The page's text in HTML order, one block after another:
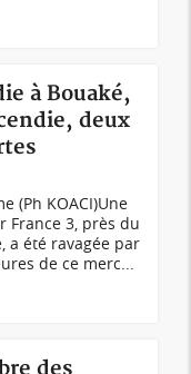
à Bouaké,
deux
(Ph KOACI)Une
France 3, près du
a été ravagée par
de ce merc...